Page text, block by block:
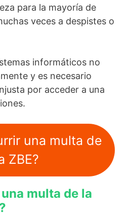
para la mayoría de
veces a despistes o
informáticos no
y es necesario
por acceder a una
una multa de
ZBE?
multa de la